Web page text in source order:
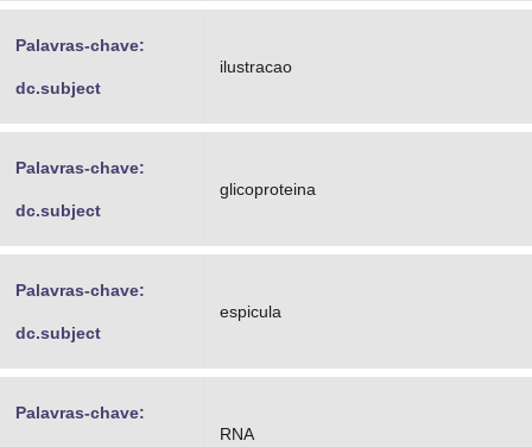
Palavras-chave:
dc.subject
ilustracao
Palavras-chave:
dc.subject
glicoproteina
Palavras-chave:
dc.subject
espicula
Palavras-chave:
RNA